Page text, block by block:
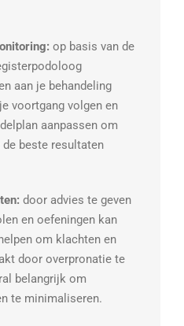
op basis van de
aan je behandeling
voortgang volgen en
aanpassen om
beste resultaten
door advies te geven
en oefeningen kan
om klachten en
door overpronatie te
belangrijk om
te minimaliseren.